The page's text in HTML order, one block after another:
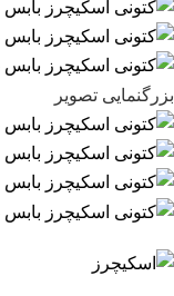
بزرگنمایی تصویر